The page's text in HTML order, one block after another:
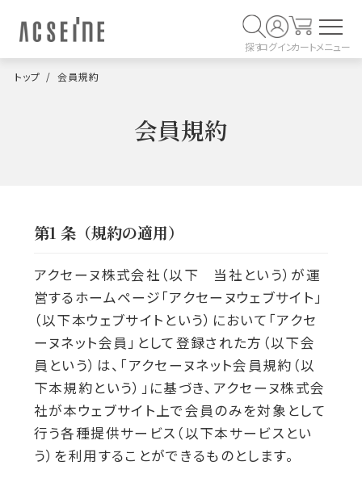
探すログインカートメニュー
トップ 会員規約
会員規約
第1 条（規約の適用）
アクセーヌ株式会社（以下 当社という）が運
営するホームページ「アクセーヌウェブサイト」
（以下本ウェブサイトという）において「アクセ
ーヌネット会員」として登録された方（以下会
員という）は、「アクセーヌネット会員規約（以
下本規約という）」に基づき、アクセーヌ株式会
社が本ウェブサイト上で会員のみを対象として
行う各種提供サービス（以下本サービスとい
う）を利用することができるものとします。